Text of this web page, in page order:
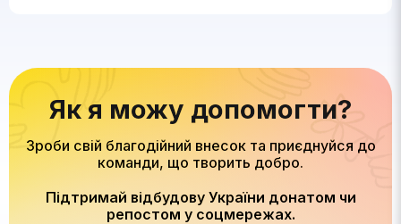
Як я можу допомогти?
Зроби свій благодійний внесок та приєднуйся до
команди, що творить добро.
Підтримай відбудову України донатом чи
репостом у соцмережах.